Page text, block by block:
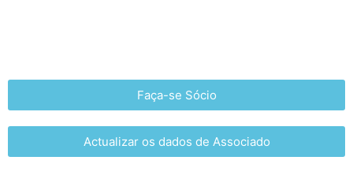
Faça-se Sócio
Actualizar os dados de Associado